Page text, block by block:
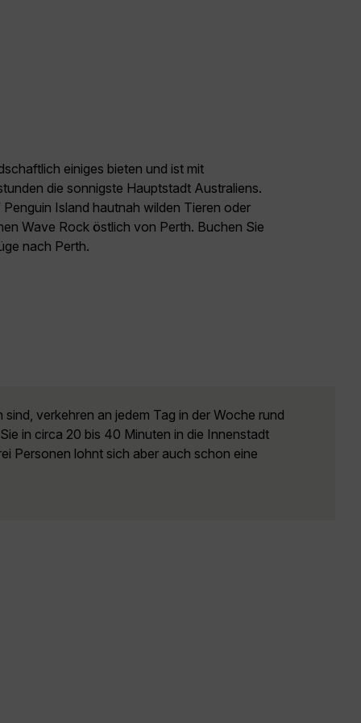
einiges bieten und ist mit
die sonnigste Hauptstadt Australiens.
Island hautnah wilden Tieren oder
Wave Rock östlich von Perth. Buchen Sie
nach Perth.
verkehren an jedem Tag in der Woche rund
in circa 20 bis 40 Minuten in die Innenstadt
Personen lohnt sich aber auch schon eine